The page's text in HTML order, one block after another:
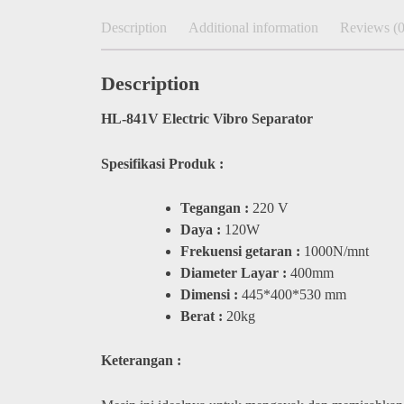
Description Additional information Reviews
Description
HL-841V Electric Vibro Separator​
Spesifikasi Produk :
Tegangan : 220 V
Daya : 120W
Frekuensi getaran : 1000N/mnt
Diameter Layar : 400mm
Dimensi : 445*400*530 mm
Berat : 20kg
Keterangan :